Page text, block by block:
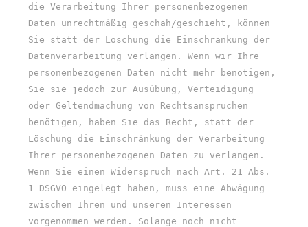
die Verarbeitung Ihrer personenbezogenen
Daten unrechtmäßig geschah/geschieht, können
Sie statt der Löschung die Einschränkung der
Datenverarbeitung verlangen. Wenn wir Ihre
personenbezogenen Daten nicht mehr benötigen,
Sie sie jedoch zur Ausübung, Verteidigung
oder Geltendmachung von Rechtsansprüchen
benötigen, haben Sie das Recht, statt der
Löschung die Einschränkung der Verarbeitung
Ihrer personenbezogenen Daten zu verlangen.
Wenn Sie einen Widerspruch nach Art. 21 Abs.
1 DSGVO eingelegt haben, muss eine Abwägung
zwischen Ihren und unseren Interessen
vorgenommen werden. Solange noch nicht